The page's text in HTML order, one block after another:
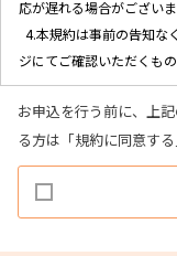
応が遅れる場合がございま
4.本規約は事前の告知な
ジにてご確認いただくもの
【2．個人情報の取り扱い
1.当社ホームページ上に
適切に取り扱うものとし
2.当社が取得したお客様
お申込を行う前に、上
る方は「規約に同意す